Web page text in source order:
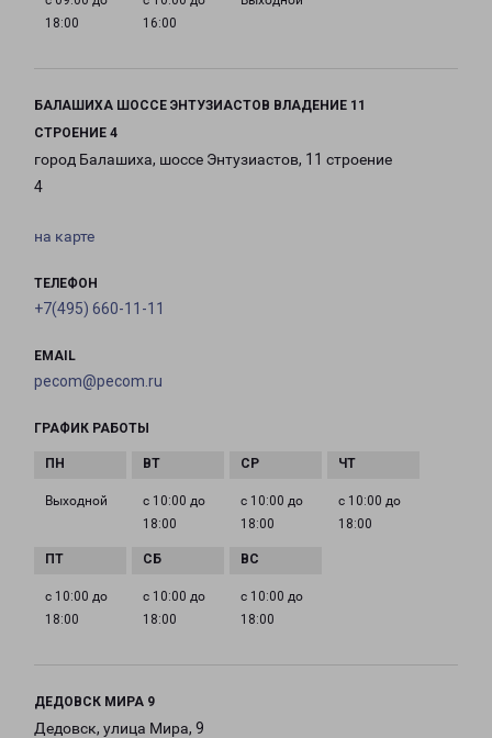
18:00
16:00
БАЛАШИХА ШОССЕ ЭНТУЗИАСТОВ ВЛАДЕНИЕ 11
СТРОЕНИЕ 4
город Балашиха, шоссе Энтузиастов, 11 строение
4
на карте
ТЕЛЕФОН
+7(495) 660-11-11
EMAIL
pecom@pecom.ru
ГРАФИК РАБОТЫ
Выходной
с 10:00 до
18:00
с 10:00 до
18:00
с 10:00 до
18:00
с 10:00 до
18:00
с 10:00 до
18:00
с 10:00 до
18:00
ДЕДОВСК МИРА 9
Дедовск, улица Мира, 9